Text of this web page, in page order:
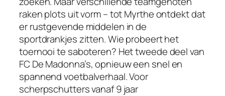
raken plots uit vorm – tot Myrthe ontdekt dat
er rustgevende middelen in de
sportdrankjes zitten. Wie probeert het
toernooi te saboteren? Het tweede deel van
FC De Madonna’s, opnieuw een snel en
spannend voetbalverhaal. Voor
scherpschutters vanaf 9 jaar